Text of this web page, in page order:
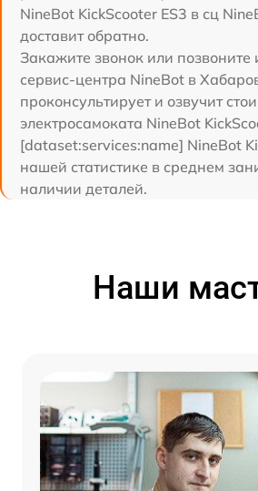
NineBot KickScooter ES3 в сц
доставит обратно.
Закажите звонок или
сервис-центра NineBot в
проконсультирует и озвучит
электросамоката NineBot
[dataset:services:name] NineBot
нашей статистике в среднем
наличии деталей.
Наши